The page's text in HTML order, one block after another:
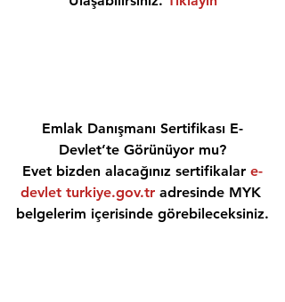
Emlak Danışmanı Sertifikası E-
Devlet’te Görünüyor mu?
Evet bizden alacağınız sertifikalar e-
devlet turkiye.gov.tr adresinde MYK
belgelerim içerisinde görebileceksiniz.